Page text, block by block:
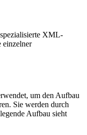
XML-
einzelner
um den Aufbau
Sie werden durch
Aufbau sieht